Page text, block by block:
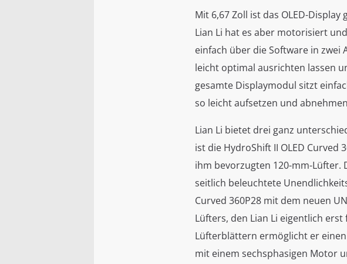
Mit 6,67 Zoll ist das OLED-Display
Lian Li hat es aber motorisiert
einfach über die Software in zwei
leicht optimal ausrichten lassen
gesamte Displaymodul sitzt
so leicht aufsetzen und
Lian Li bietet drei ganz
ist die HydroShift II OLED
ihm bevorzugten 120-mm-Lüfter.
seitlich beleuchtete
Curved 360P28 mit dem neuen
Lüfters, den Lian Li eigentlich
Lüfterblättern ermöglicht er
mit einem sechsphasigen Motor